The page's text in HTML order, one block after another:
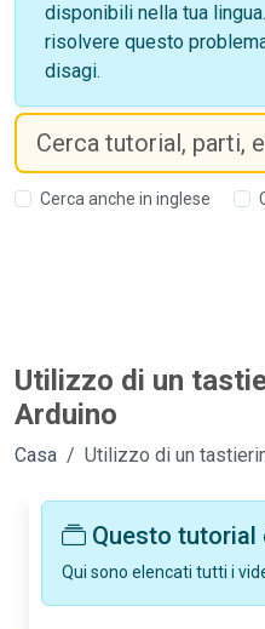
disponibili nella tua
risolvere questo
disagi.
Cerca anche in inglese
Utilizzo di un
Arduino
Casa Utilizzo di un
Questo tutorial
Qui sono elencati tutti i